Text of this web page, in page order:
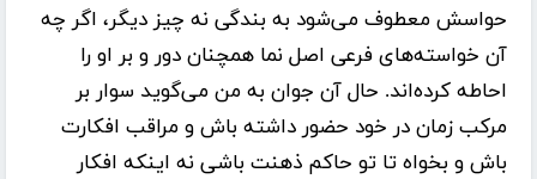
حواسش معطوف می‌شود به بندگی نه چیز دیگر، اگر چه
آن خواسته‌های فرعی اصل نما همچنان دور و بر او را
احاطه کرده‌اند. حال آن جوان به من می‌گوید سوار بر
مرکب زمان در خود حضور داشته باش و مراقب افکارت
باش و بخواه تا تو حاکم ذهنت باشی نه اینکه افکار